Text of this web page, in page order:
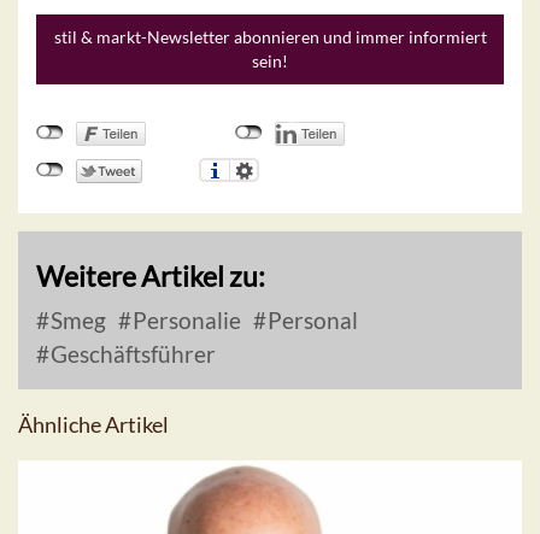
stil & markt-Newsletter abonnieren und immer informiert
sein!
Weitere Artikel zu:
Smeg Personalie
Personal
Geschäftsführer
Ähnliche Artikel